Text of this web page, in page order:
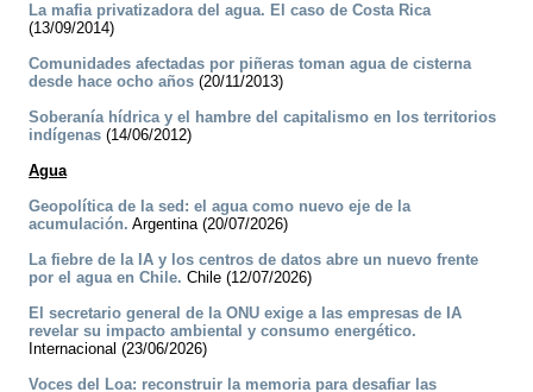
La mafia privatizadora del agua. El caso de Costa Rica
(13/09/2014)
Comunidades afectadas por piñeras toman agua de cisterna
desde hace ocho años (20/11/2013)
Soberanía hídrica y el hambre del capitalismo en los territorios
indígenas (14/06/2012)
Agua
Geopolítica de la sed: el agua como nuevo eje de la
acumulación. Argentina (20/07/2026)
La fiebre de la IA y los centros de datos abre un nuevo frente
por el agua en Chile. Chile (12/07/2026)
El secretario general de la ONU exige a las empresas de IA
revelar su impacto ambiental y consumo energético.
Internacional (23/06/2026)
Voces del Loa: reconstruir la memoria para desafiar las